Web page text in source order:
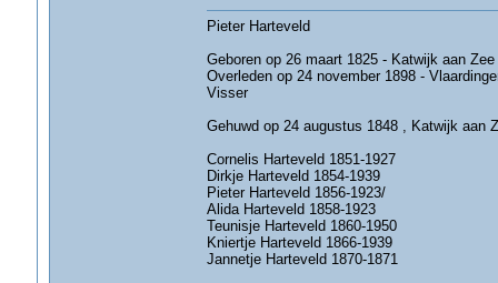
Pieter Harteveld
Geboren op 26 maart 1825 - Katwijk aan Zee
Overleden op 24 november 1898 -
Visser
Gehuwd op 24 augustus 1848 , Katwijk aan
Cornelis Harteveld 1851-1927
Dirkje Harteveld 1854-1939
Pieter Harteveld 1856-1923/
Alida Harteveld 1858-1923
Teunisje Harteveld 1860-1950
Kniertje Harteveld 1866-1939
Jannetje Harteveld 1870-1871